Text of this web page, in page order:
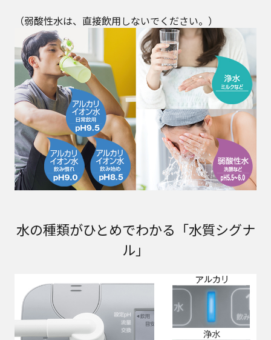
（弱酸性水は、直接飲用しないでください。）
水の種類がひとめでわかる「水質シグナ
ル」